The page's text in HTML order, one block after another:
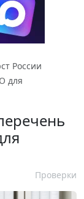
России
для
Проверки